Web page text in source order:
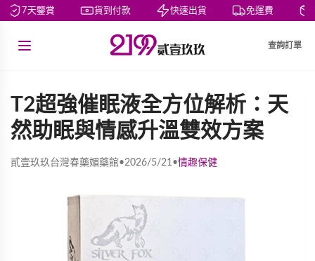
7天鑒賞 貨到付款 快速出貨 免運費 私
查詢訂單
T2超強催眠液全方位解析：天
然助眠與情感升溫雙效方案
貳壹玖玖台灣春藥媚藥館•2026/5/21•情趣保健